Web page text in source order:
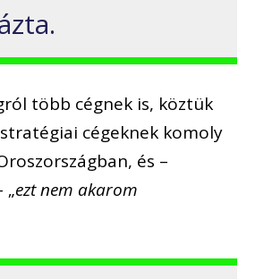
több cégnek is, köztük
cégeknek komoly
és –
„ezt nem akarom